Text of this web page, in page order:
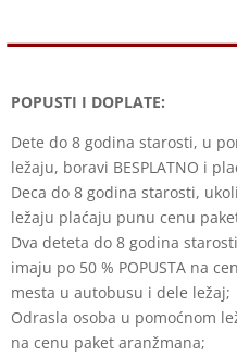
POPUSTI I DOPLATE:
Dete do 8 godina starosti, u
ležaju, boravi BESPLATNO i
Deca do 8 godina starosti,
ležaju plaćaju punu cenu
Dva deteta do 8 godina
imaju po 50 % POPUSTA na
mesta u autobusu i dele ležaj;
Odrasla osoba u pomoćnom
na cenu paket aranžmana;